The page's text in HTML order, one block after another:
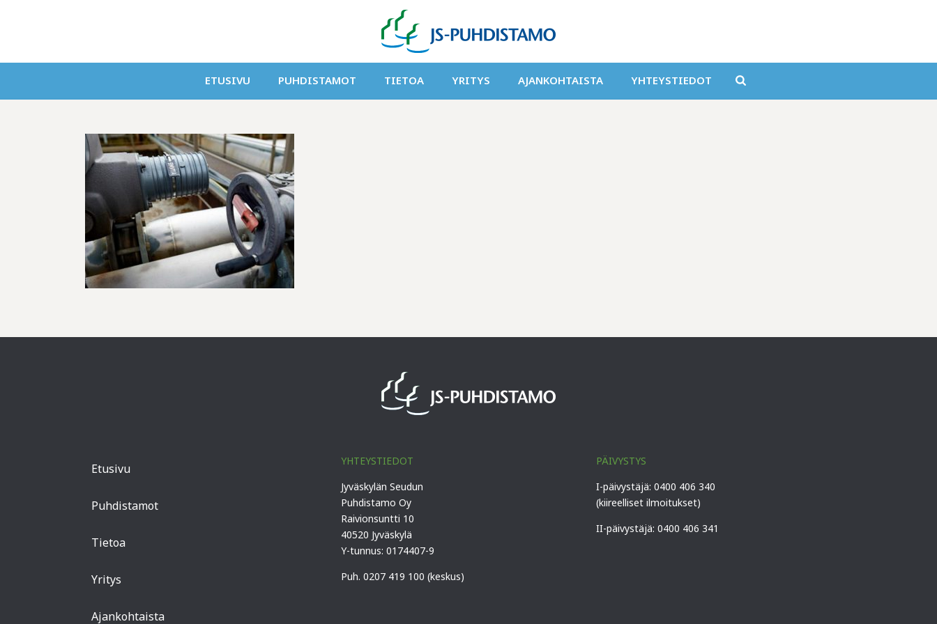
ETUSIVU PUHDISTAMOT TIETOA YRITYS AJANKOHTAISTA YHTEYSTIEDOT
Etusivu
Puhdistamot
Tietoa
Yritys
Ajankohtaista
YHTEYSTIEDOT
Jyväskylän Seudun
Puhdistamo Oy
Raivionsuntti 10
40520 Jyväskylä
Y-tunnus: 0174407-9
Puh. 0207 419 100 (keskus)
PÄIVYSTYS
I-päivystäjä: 0400 406 340
(kiireelliset ilmoitukset)
II-päivystäjä: 0400 406 341